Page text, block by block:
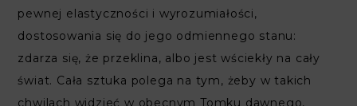
pewnej elastyczności i wyrozumiałości,
dostosowania się do jego odmiennego stanu:
zdarza się, że przeklina, albo jest wściekły na cały
świat. Cała sztuka polega na tym, żeby w takich
chwilach widzieć w obecnym Tomku dawnego,